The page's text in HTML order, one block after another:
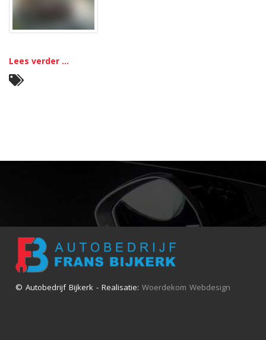
Lees verder ...
© Autobedrijf Bijkerk - Realisatie: Woerdekom Webdesign